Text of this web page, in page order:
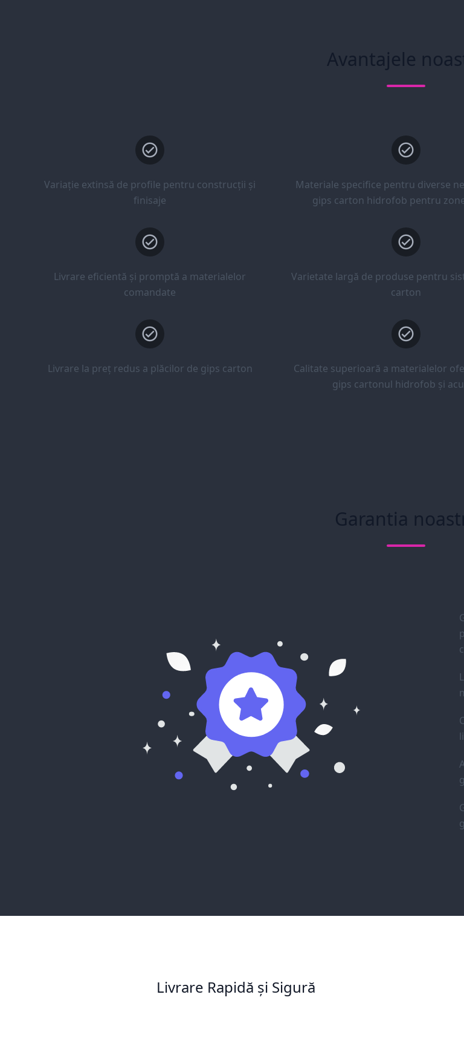
Avantajele
Variație extinsă de profile pentru construcții și
finisaje
Materiale specifice pentru diverse
gips carton hidrofob pentru
Livrare eficientă și promptă a materialelor
comandate
Varietate largă de produse pentru
carton
Livrare la preț redus a plăcilor de gips carton
Calitate superioară a materialelor
gips cartonul hidrofob și
Garantia
Livrare Rapidă și Sigură